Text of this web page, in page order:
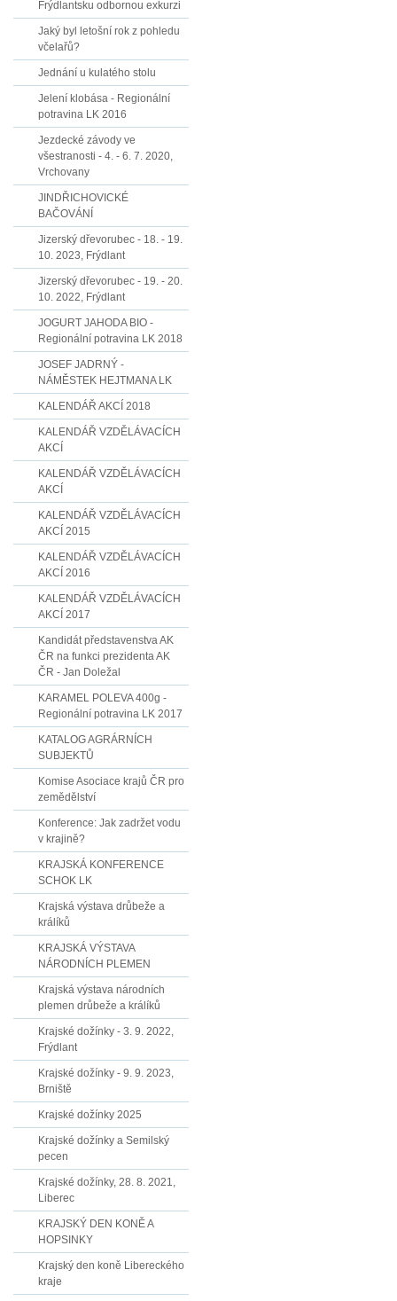
Frýdlantsku odbornou exkurzi
Jaký byl letošní rok z pohledu
včelařů?
Jednání u kulatého stolu
Jelení klobása - Regionální
potravina LK 2016
Jezdecké závody ve
všestranosti - 4. - 6. 7. 2020,
Vrchovany
JINDŘICHOVICKÉ
BAČOVÁNÍ
Jizerský dřevorubec - 18. - 19.
10. 2023, Frýdlant
Jizerský dřevorubec - 19. - 20.
10. 2022, Frýdlant
JOGURT JAHODA BIO -
Regionální potravina LK 2018
JOSEF JADRNÝ -
NÁMĚSTEK HEJTMANA LK
KALENDÁŘ AKCÍ 2018
KALENDÁŘ VZDĚLÁVACÍCH
AKCÍ
KALENDÁŘ VZDĚLÁVACÍCH
AKCÍ
KALENDÁŘ VZDĚLÁVACÍCH
AKCÍ 2015
KALENDÁŘ VZDĚLÁVACÍCH
AKCÍ 2016
KALENDÁŘ VZDĚLÁVACÍCH
AKCÍ 2017
Kandidát představenstva AK
ČR na funkci prezidenta AK
ČR - Jan Doležal
KARAMEL POLEVA 400g -
Regionální potravina LK 2017
KATALOG AGRÁRNÍCH
SUBJEKTŮ
Komise Asociace krajů ČR pro
zemědělství
Konference: Jak zadržet vodu
v krajině?
KRAJSKÁ KONFERENCE
SCHOK LK
Krajská výstava drůbeže a
králíků
KRAJSKÁ VÝSTAVA
NÁRODNÍCH PLEMEN
Krajská výstava národních
plemen drůbeže a králíků
Krajské dožínky - 3. 9. 2022,
Frýdlant
Krajské dožínky - 9. 9. 2023,
Brniště
Krajské dožínky 2025
Krajské dožínky a Semilský
pecen
Krajské dožínky, 28. 8. 2021,
Liberec
KRAJSKÝ DEN KONĚ A
HOPSINKY
Krajský den koně Libereckého
kraje